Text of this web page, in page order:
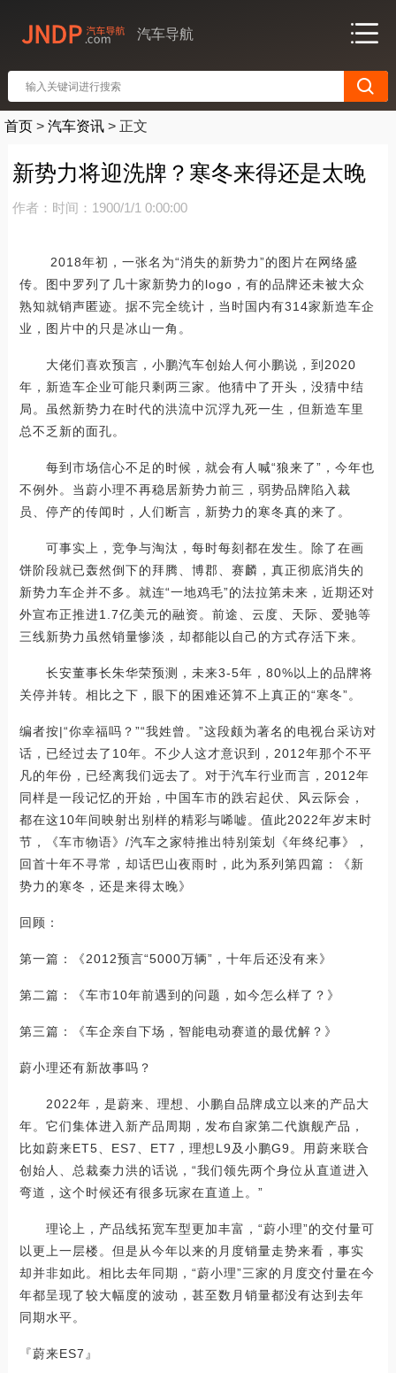
汽车导航
首页 > 汽车资讯 > 正文
新势力将迎洗牌？寒冬来得还是太晚
作者： 时间：1900/1/1 0:00:00
2018年初，一张名为“消失的新势力”的图片在网络盛
传。图中罗列了几十家新势力的logo，有的品牌还未被大众
熟知就销声匿迹。据不完全统计，当时国内有314家新造车企
业，图片中的只是冰山一角。
大佬们喜欢预言，小鹏汽车创始人何小鹏说，到2020
年，新造车企业可能只剩两三家。他猜中了开头，没猜中结
局。虽然新势力在时代的洪流中沉浮九死一生，但新造车里
总不乏新的面孔。
每到市场信心不足的时候，就会有人喊“狼来了”，今年也
不例外。当蔚小理不再稳居新势力前三，弱势品牌陷入裁
员、停产的传闻时，人们断言，新势力的寒冬真的来了。
可事实上，竞争与淘汰，每时每刻都在发生。除了在画
饼阶段就已轰然倒下的拜腾、博郡、赛麟，真正彻底消失的
新势力车企并不多。就连“一地鸡毛”的法拉第未来，近期还对
外宣布正推进1.7亿美元的融资。前途、云度、天际、爱驰等
三线新势力虽然销量惨淡，却都能以自己的方式存活下来。
长安董事长朱华荣预测，未来3-5年，80%以上的品牌将
关停并转。相比之下，眼下的困难还算不上真正的“寒冬”。
编者按|“你幸福吗？”“我姓曾。”这段颇为著名的电视台采访对
话，已经过去了10年。不少人这才意识到，2012年那个不平
凡的年份，已经离我们远去了。对于汽车行业而言，2012年
同样是一段记忆的开始，中国车市的跌宕起伏、风云际会，
都在这10年间映射出别样的精彩与唏嘘。值此2022年岁末时
节，《车市物语》/汽车之家特推出特别策划《年终纪事》，
回首十年不寻常，却话巴山夜雨时，此为系列第四篇：《新
势力的寒冬，还是来得太晚》
回顾：
第一篇：《2012预言“5000万辆”，十年后还没有来》
第二篇：《车市10年前遇到的问题，如今怎么样了？》
第三篇：《车企亲自下场，智能电动赛道的最优解？》
蔚小理还有新故事吗？
2022年，是蔚来、理想、小鹏自品牌成立以来的产品大
年。它们集体进入新产品周期，发布自家第二代旗舰产品，
比如蔚来ET5、ES7、ET7，理想L9及小鹏G9。用蔚来联合
创始人、总裁秦力洪的话说，“我们领先两个身位从直道进入
弯道，这个时候还有很多玩家在直道上。”
理论上，产品线拓宽车型更加丰富，“蔚小理”的交付量可
以更上一层楼。但是从今年以来的月度销量走势来看，事实
却并非如此。相比去年同期，“蔚小理”三家的月度交付量在今
年都呈现了较大幅度的波动，甚至数月销量都没有达到去年
同期水平。
『蔚来ES7』